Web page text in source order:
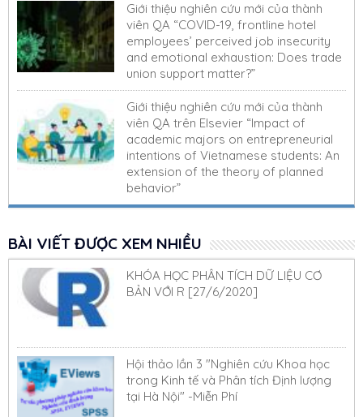
Giới thiệu nghiên cứu mới của thành
viên QA “COVID-19, frontline hotel
employees’ perceived job insecurity
and emotional exhaustion: Does trade
union support matter?”
Giới thiệu nghiên cứu mới của thành
viên QA trên Elsevier “Impact of
academic majors on entrepreneurial
intentions of Vietnamese students: An
extension of the theory of planned
behavior”
BÀI VIẾT ĐƯỢC XEM NHIỀU
KHÓA HỌC PHÂN TÍCH DỮ LIỆU CƠ
BẢN VỚI R [27/6/2020]
Hội thảo lần 3 "Nghiên cứu Khoa học
trong Kinh tế và Phân tích Định lượng
tại Hà Nội" -Miễn Phí